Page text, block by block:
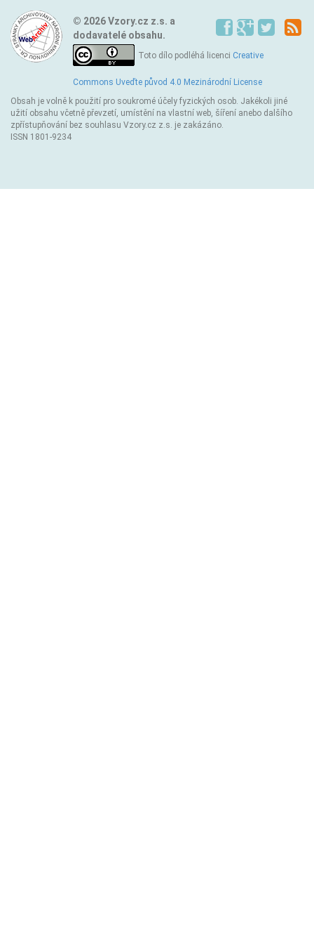
© 2026 Vzory.cz z.s. a
dodavatelé obsahu.
Toto dílo podléhá licenci Creative
Commons Uveďte původ 4.0 Mezinárodní License
Obsah je volně k použití pro soukromé účely fyzických osob. Jakékoli jiné
užití obsahu včetně převzetí, umístění na vlastní web, šíření anebo dalšího
zpřístupňování bez souhlasu Vzory.cz z.s. je zakázáno.
ISSN 1801-9234